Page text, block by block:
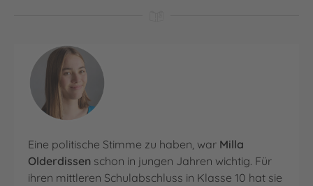
Eine politische Stimme zu haben, war Milla
Olderdissen schon in jungen Jahren wichtig. Für
ihren mittleren Schulabschluss in Klasse 10 hat sie